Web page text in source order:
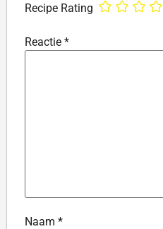
Recipe Rating
Reactie *
Naam *